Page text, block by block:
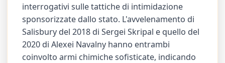
interrogativi sulle tattiche di intimidazione
sponsorizzate dallo stato. L'avvelenamento di
Salisbury del 2018 di Sergei Skripal e quello del
2020 di Alexei Navalny hanno entrambi
coinvolto armi chimiche sofisticate, indicando